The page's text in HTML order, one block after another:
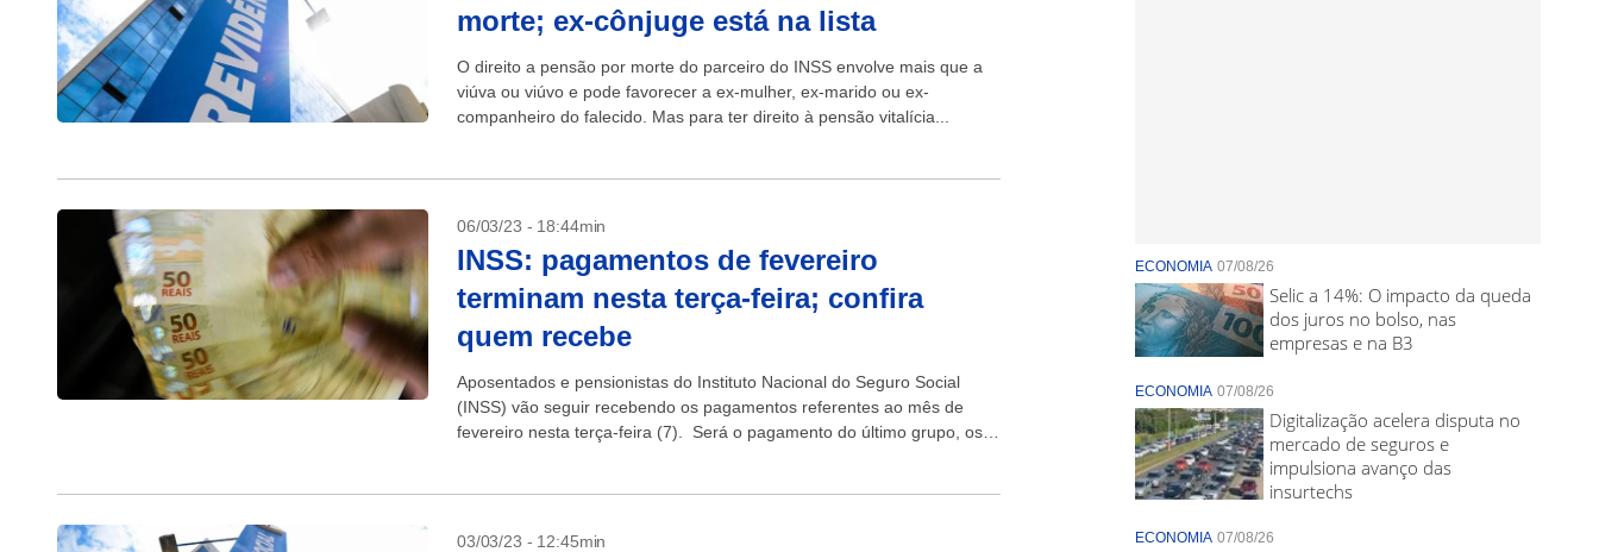
morte; ex-cônjuge está na lista
O direito a pensão por morte do parceiro do INSS envolve mais que a
viúva ou viúvo e pode favorecer a ex-mulher, ex-marido ou ex-
companheiro do falecido. Mas para ter direito à pensão vitalícia...
06/03/23 - 18:44min
INSS: pagamentos de fevereiro
terminam nesta terça-feira; confira
quem recebe
Aposentados e pensionistas do Instituto Nacional do Seguro Social
(INSS) vão seguir recebendo os pagamentos referentes ao mês de
fevereiro nesta terça-feira (7). Será o pagamento do último grupo, os
03/03/23 - 12:45min
ECONOMIA 07/08/26
Selic a 14%: O impacto da queda
dos juros no bolso, nas
empresas e na B3
ECONOMIA 07/08/26
Digitalização acelera disputa no
mercado de seguros e
impulsiona avanço das
insurtechs
ECONOMIA 07/08/26